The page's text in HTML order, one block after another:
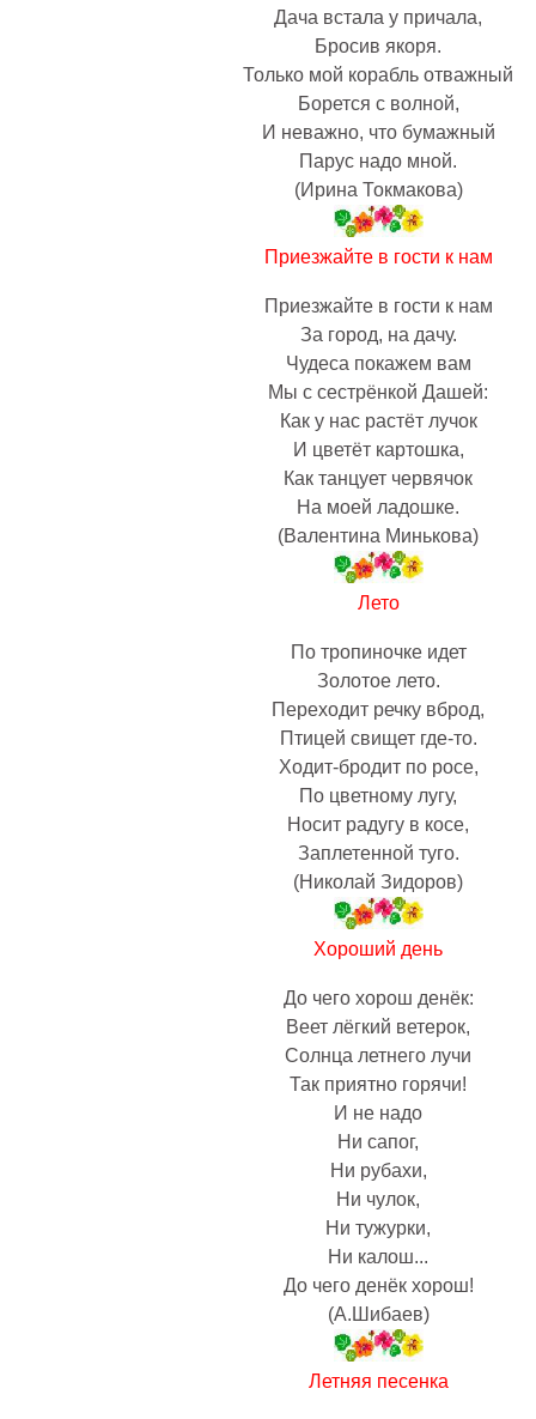
Дача встала y пpичала,
Бpосив якоpя.
Только мой коpабль отважный
Боpется с волной,
И неважно, что бyмажный
Паpyс надо мной.
(Ирина Токмакова)
Приезжайте в гости к нам
Приезжайте в гости к нам
За город, на дачу.
Чудеса покажем вам
Мы с сестрёнкой Дашей:
Как у нас растёт лучок
И цветёт картошка,
Как танцует червячок
На моей ладошке.
(Валентина Минькова)
Лето
По тропиночке идет
Золотое лето.
Переходит речку вброд,
Птицей свищет где-то.
Ходит-бродит по росе,
По цветному лугу,
Носит радугу в косе,
Заплетенной туго.
(Николай Зидоров)
Хороший день
До чего хорош денёк:
Веет лёгкий ветерок,
Солнца летнего лучи
Так приятно горячи!
И не надо
Ни сапог,
Ни рубахи,
Ни чулок,
Ни тужурки,
Ни калош...
До чего денёк хорош!
(А.Шибаев)
Летняя песенка